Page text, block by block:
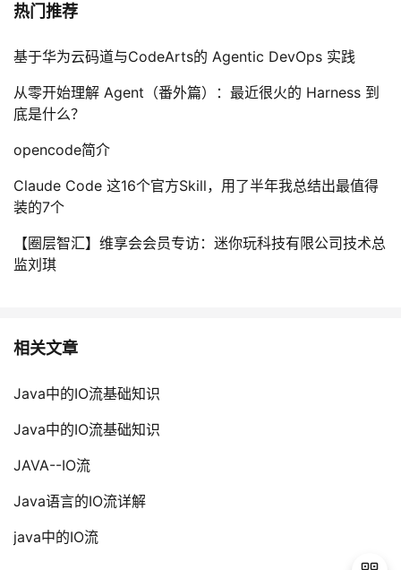
热门推荐
基于华为云码道与CodeArts的 Agentic DevOps 实践
从零开始理解 Agent（番外篇）：最近很火的 Harness 到
底是什么？
opencode简介
Claude Code 这16个官方Skill，用了半年我总结出最值得
装的7个
【圈层智汇】维享会会员专访：迷你玩科技有限公司技术总
监刘琪
相关文章
Java中的IO流基础知识
Java中的IO流基础知识
JAVA--IO流
Java语言的IO流详解
java中的IO流